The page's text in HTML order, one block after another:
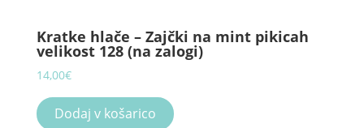
Kratke hlače – Zajčki na mint pikicah
velikost 128 (na zalogi)
14,00€
Dodaj v košarico